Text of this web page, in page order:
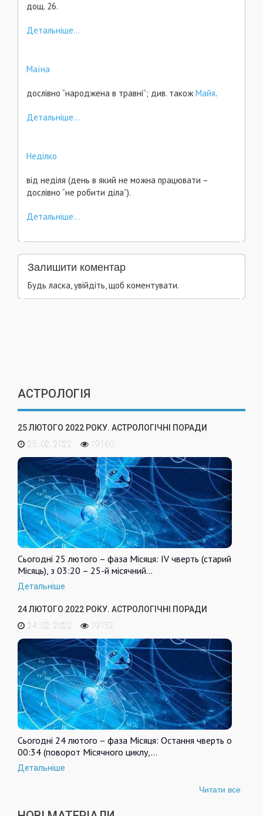
дощ. 26.
Детальніше...
Маїна
дослівно “народжена в травні”; див. такожМайя.
Детальніше...
Неділко
від неділя (день в який не можна працювати –
дослівно “не робити діла”).
Детальніше...
Залишити коментар
Будь ласка, увійдіть, щоб коментувати.
АСТРОЛОГІЯ
25 ЛЮТОГО 2022 РОКУ. АСТРОЛОГІЧНІ ПОРАДИ
25. 02. 2022
19160
Сьогодні 25 лютого – фаза Місяця: IV чверть (старий
Місяць), з 03:20 – 25-й місячний…
Детальніше
24 ЛЮТОГО 2022 РОКУ. АСТРОЛОГІЧНІ ПОРАДИ
24. 02. 2022
19152
Сьогодні 24 лютого – фаза Місяця: Остання чверть о
00:34 (поворот Місячного циклу,…
Детальніше
Читати все